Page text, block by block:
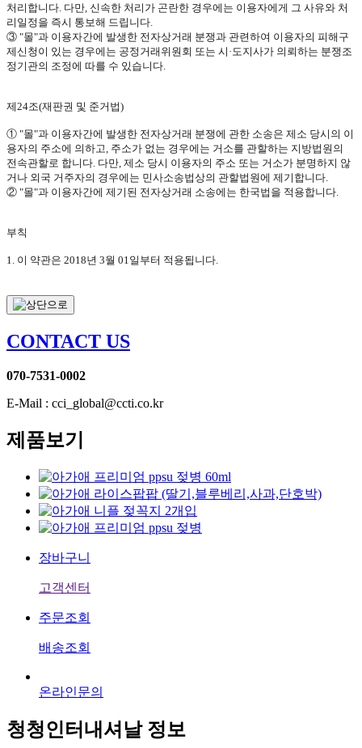
처리합니다 다만 신속한 처리가 곤란한 경우에는 이용자에게 그 사유와 처
리일정을 즉시 통보해 드립니다
③ "몰"과 이용자간에 발생한 전자상거래 분쟁과 관련하여 이용자의 피해구
제신청이 있는 경우에는 공정거래위원회 또는 시·도지사가 의뢰하는 분쟁조
정기관의 조정에 따를 수 있습니다
제24조(재판권 및 준거법)
① "몰"과 이용자간에 발생한 전자상거래 분쟁에 관한 소송은 제소 당시의 이
용자의 주소에 의하고 주소가 없는 경우에는 거소를 관할하는 지방법원의
전속관할로 합니다 다만 제소 당시 이용자의 주소 또는 거소가 분명하지 않
거나 외국 거주자의 경우에는 민사소송법상의 관할법원에 제기합니다
② "몰"과 이용자간에 제기된 전자상거래 소송에는 한국법을 적용합니다
부칙
1. 이 약관은 2018년 3월 01 일부터 적용됩니다
CONTACT US
070-7531-0002
E-Mail : cci_global@ccti.co.kr
제품보기
장바구니
고객센터
주문조회
배송조회
온라인문의
청청인터내셔날 정보